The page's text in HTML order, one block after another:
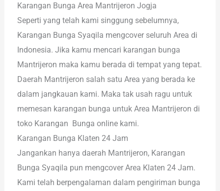
Karangan Bunga Area Mantrijeron Jogja
Seperti yang telah kami singgung sebelumnya,
Karangan Bunga Syaqila mengcover seluruh Area di
Indonesia. Jika kamu mencari karangan bunga
Mantrijeron maka kamu berada di tempat yang tepat.
Daerah Mantrijeron salah satu Area yang berada ke
dalam jangkauan kami. Maka tak usah ragu untuk
memesan karangan bunga untuk Area Mantrijeron di
toko Karangan Bunga online kami.
Karangan Bunga Klaten 24 Jam
Jangankan hanya daerah Mantrijeron, Karangan
Bunga Syaqila pun mengcover Area Klaten 24 Jam.
Kami telah berpengalaman dalam pengiriman bunga